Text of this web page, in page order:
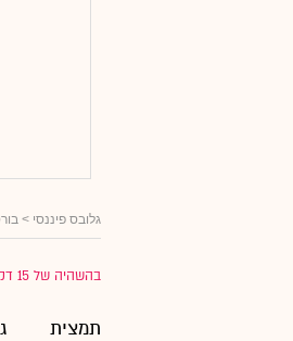
גלובס פיננסי >
בהשהיה של 15 דק'
תמצית